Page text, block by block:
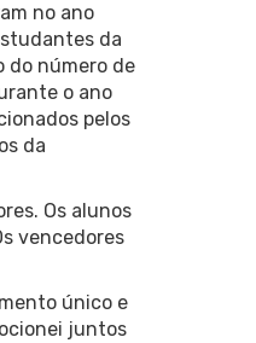
no ano
da
do número de
o ano
pelos
da
Os alunos
vencedores
único e
juntos